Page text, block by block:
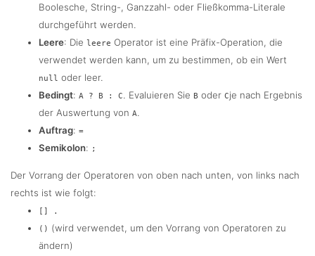
Boolesche, String-, Ganzzahl- oder Fließkomma-Literale
durchgeführt werden.
Leere: Die leere Operator ist eine Präfix-Operation, die
verwendet werden kann, um zu bestimmen, ob ein Wert
null oder leer.
Bedingt: A ? B : C. Evaluieren Sie B oder Cje nach Ergebnis
der Auswertung von A.
Auftrag: =
Semikolon: ;
Der Vorrang der Operatoren von oben nach unten, von links nach
rechts ist wie folgt:
[] .
() (wird verwendet, um den Vorrang von Operatoren zu
ändern)